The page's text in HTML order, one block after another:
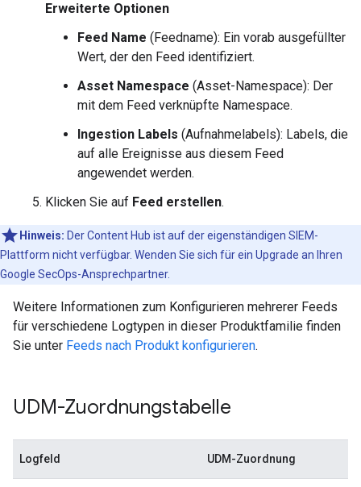
Erweiterte Optionen
Feed Name (Feedname): Ein vorab ausgefüllter
Wert, der den Feed identifiziert.
Asset Namespace (Asset-Namespace): Der
mit dem Feed verknüpfte Namespace.
Ingestion Labels (Aufnahmelabels): Labels, die
auf alle Ereignisse aus diesem Feed
angewendet werden.
Klicken Sie auf Feed erstellen.
Hinweis: Der Content Hub ist auf der eigenständigen SIEM-
Plattform nicht verfügbar. Wenden Sie sich für ein Upgrade an Ihren
Google SecOps-Ansprechpartner.
Weitere Informationen zum Konfigurieren mehrerer Feeds
für verschiedene Logtypen in dieser Produktfamilie finden
Sie unter Feeds nach Produkt konfigurieren.
UDM-Zuordnungstabelle
Logfeld UDM-Zuordnung